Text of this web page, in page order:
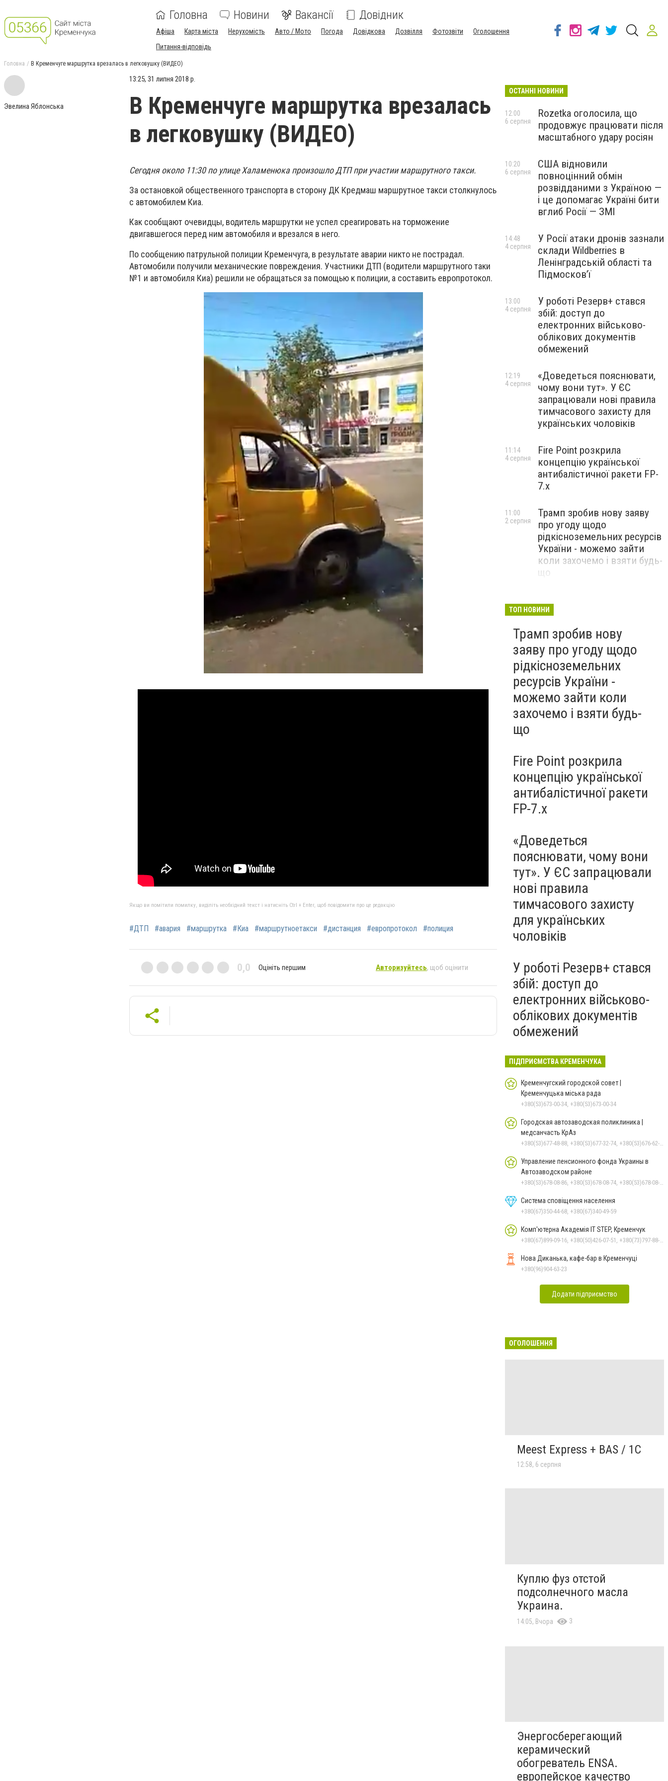
Головна Новини Вакансії Довідник
Афіша Карта міста Нерухомість Авто / Мото Погода Довідкова Дозвілля Фотозвіти
Оголошення
Питання-відповідь
Головна В Кременчуге маршрутка врезалась в легковушку (ВИДЕО)
Эвелина Яблонська
13:25, 31 липня 2018 р.
В Кременчуге маршрутка врезалась
в легковушку (ВИДЕО)
Сегодня около 11:30 по улице Халаменюка произошло ДТП при участии маршрутного такси.
За остановкой общественного транспорта в сторону ДК Кредмаш маршрутное такси столкнулось
с автомобилем Киа.
Как сообщают очевидцы, водитель маршрутки не успел среагировать на торможение
двигавшегося перед ним автомобиля и врезался в него.
По сообщению патрульной полиции Кременчуга, в результате аварии никто не пострадал.
Автомобили получили механические повреждения. Участники ДТП (водители маршрутного таки
№1 и автомобиля Киа) решили не обращаться за помощью к полиции, а составить европротокол.
Якщо ви помітили помилку, виділіть необхідний текст і натисніть Ctrl + Enter, щоб повідомити про це редакцію
#ДТП #авария #маршрутка #Киа #маршрутноетакси #дистанция #европротокол #полиция
0,0 Оцініть першим Авторизуйтесь, щоб оцінити
ОСТАННІ НОВИНИ
Rozetka оголосила, що
продовжує працювати після
масштабного удару росіян
12:00
6 серпня
США відновили
повноцінний обмін
розвідданими з Україною —
і це допомагає Україні бити
вглиб Росії — ЗМІ
10:20
6 серпня
У Росії атаки дронів зазнали
склади Wildberries в
Ленінградській області та
Підмосков’ї
14:48
4 серпня
У роботі Резерв+ стався
збій: доступ до
електронних військово-
облікових документів
обмежений
13:00
4 серпня
«Доведеться пояснювати,
чому вони тут». У ЄС
запрацювали нові правила
тимчасового захисту для
українських чоловіків
12:19
4 серпня
Fire Point розкрила
концепцію української
антибалістичної ракети FP-
7.x
11:14
4 серпня
Трамп зробив нову заяву
про угоду щодо
рідкісноземельних ресурсів
України - можемо зайти
коли захочемо і взяти будь-
що
11:00
2 серпня
призов”: ДБР проводить
ТЦК по всій Україні
31 липня
ТОП НОВИНИ
Трамп зробив нову
заяву про угоду щодо
рідкісноземельних
ресурсів України -
можемо зайти коли
захочемо і взяти будь-
що
Fire Point розкрила
концепцію української
антибалістичної ракети
FP-7.x
«Доведеться
пояснювати, чому вони
тут». У ЄС запрацювали
нові правила
тимчасового захисту
для українських
чоловіків
У роботі Резерв+ стався
збій: доступ до
електронних військово-
облікових документів
обмежений
ПІДПРИЄМСТВА КРЕМЕНЧУКА
Кременчугский городской совет |
Кременчуцька міська рада
+380(53)673-00-34, +380(53)673-00-34
Городская автозаводская поликлиника |
медсанчасть КрАз
+380(53)677-48-88, +380(53)677-32-74, +380(53)676-62-99, +380536766187
Управление пенсионного фонда Украины в
Автозаводском районе
+380(53)678-08-86, +380(53)678-08-74, +380(53)678-08-83, +380(53)678-08-41, +380(53)678-09-05
Система сповіщення населення
+380(67)350-44-68, +380(67)340-49-59
Комп'ютерна Академія IT STEP, Кременчук
+380(67)899-09-16, +380(50)426-07-51, +380(73)797-88-17
Нова Диканька, кафе-бар в Кременчуці
+380(96)904-63-23
Додати підприємство
ОГОЛОШЕННЯ
Meest Express + BAS / 1C
12:58, 6 серпня
Куплю фуз отстой
подсолнечного масла
Украина.
14:05, Вчора 3
Энергосберегающий
керамический
обогреватель ENSA.
европейское качество